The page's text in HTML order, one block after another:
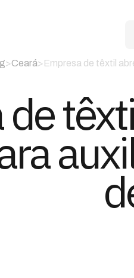
>Ceará> Empresa de têxtil
de